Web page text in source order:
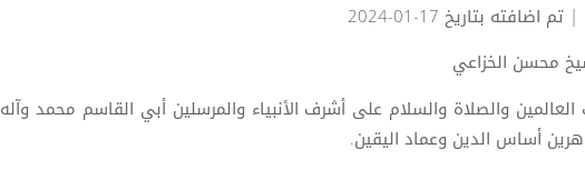
| تم اضافته بتاريخ 17-01-2024
محسن الخزاعي
العالمين والصلاة والسلام على أشرف الأنبياء والمرسلين أبي القاسم محمد وآله
أساس الدين وعماد اليقين.